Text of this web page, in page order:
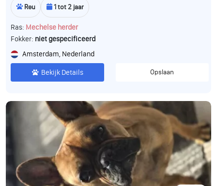
Reu 1 tot 2 jaar
Ras: Mechelse herder
Fokker: niet gespecificeerd
Amsterdam, Nederland
Bekijk Details Opslaan